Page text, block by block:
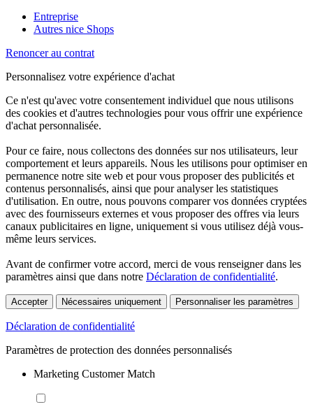
Entreprise
Autres nice Shops
Renoncer au contrat
Personnalisez votre expérience d'achat
Ce n'est qu'avec votre consentement individuel que nous utilisons
des cookies et d'autres technologies pour vous offrir une expérience
d'achat personnalisée.
Pour ce faire, nous collectons des données sur nos utilisateurs, leur
comportement et leurs appareils. Nous les utilisons pour optimiser en
permanence notre site web et pour vous proposer des publicités et
contenus personnalisés, ainsi que pour analyser les statistiques
d'utilisation. En outre, nous pouvons comparer vos données cryptées
avec des fournisseurs externes et vous proposer des offres via leurs
canaux publicitaires en ligne, uniquement si vous utilisez déjà vous-
même leurs services.
Avant de confirmer votre accord, merci de vous renseigner dans les
paramètres ainsi que dans notre Déclaration de confidentialité.
Accepter Nécessaires uniquement Personnaliser les paramètres
Déclaration de confidentialité
Paramètres de protection des données personnalisés
Marketing Customer Match